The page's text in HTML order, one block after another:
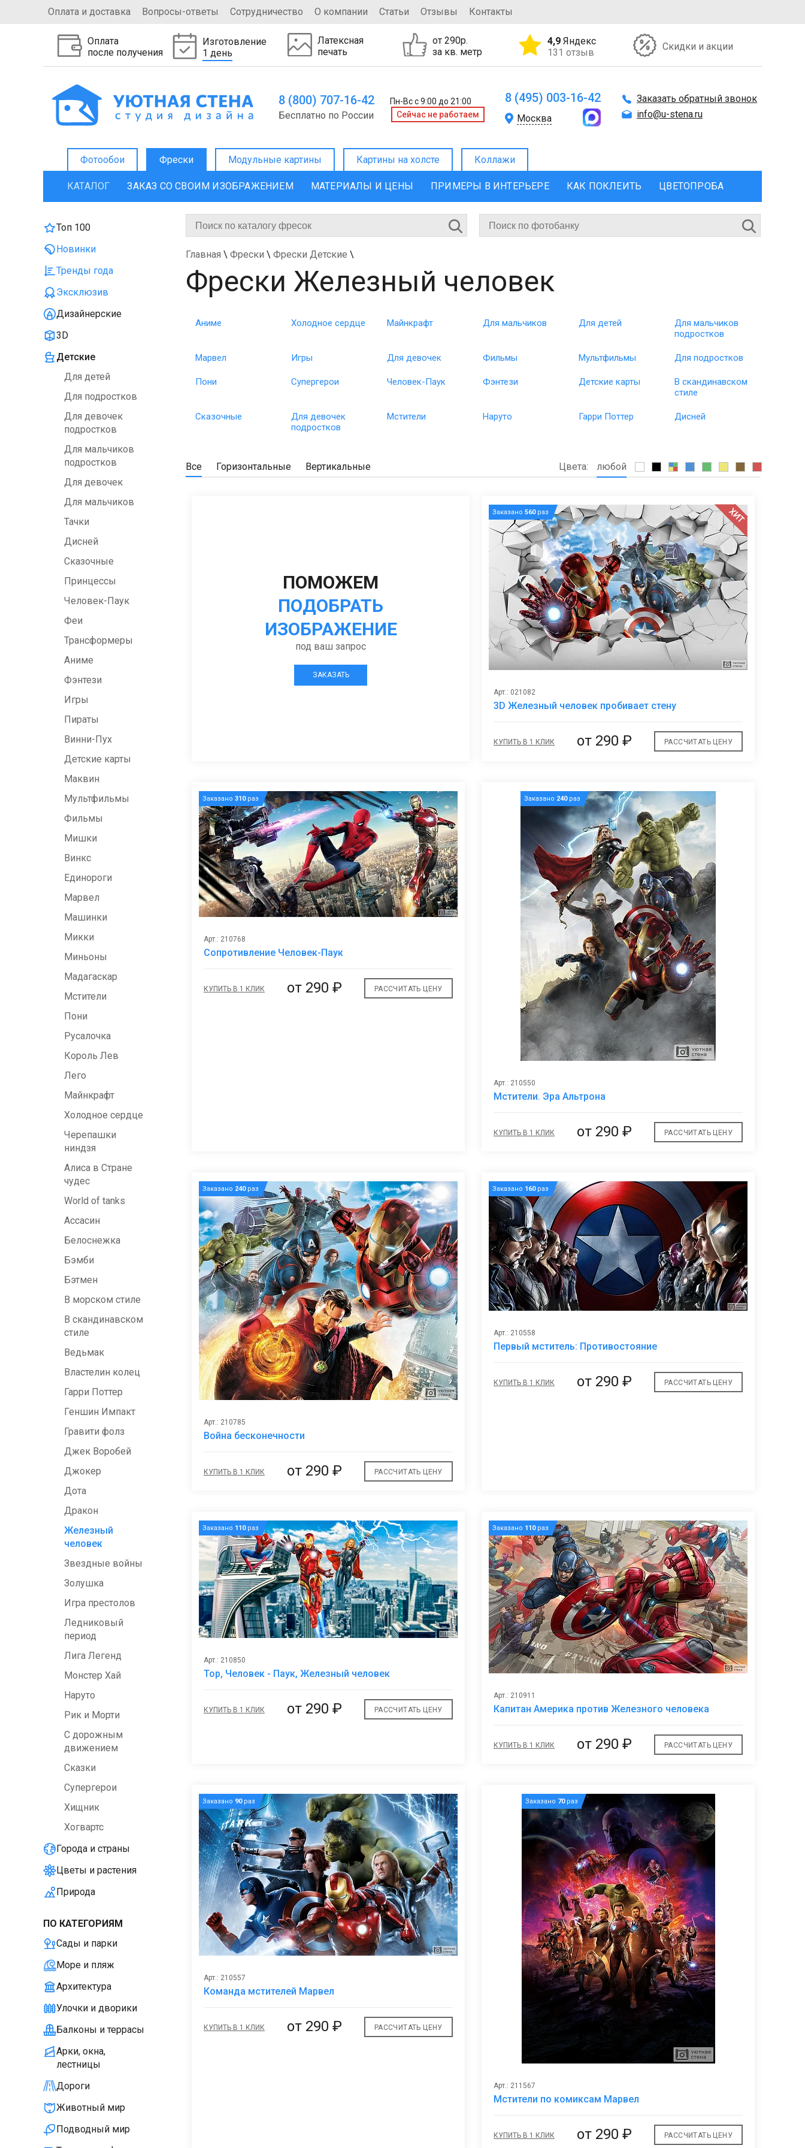
Оплата и доставка Вопросы-ответы Сотрудничество О компании Статьи Отзывы Контакты
Оплата
после получения
Изготовление
1 день
Латексная
печать
от 290р.
за кв. метр
4,9 Яндекс
131 отзыв
Скидки и акции
8 (800) 707-16-42 Пн-Вс с 9:00 до 21:00
Бесплатно по России Cейчас не работаем
8 (495) 003-16-42
Москва
Заказать обратный звонок
info@u-stena.ru
Фотообои Фрески Модульные картины Картины на холсте Коллажи
КАТАЛОГ ЗАКАЗ СО СВОИМ ИЗОБРАЖЕНИЕМ МАТЕРИАЛЫ И ЦЕНЫ ПРИМЕРЫ В ИНТЕРЬЕРЕ КАК ПОКЛЕИТЬ ЦВЕТОПРОБА
Топ 100
Новинки
Тренды года
Эксклюзив
Дизайнерские
3D
Детские
Для детей
Для подростков
Для девочек
подростков
Для мальчиков
подростков
Для девочек
Для мальчиков
Тачки
Дисней
Сказочные
Принцессы
Человек-Паук
Феи
Трансформеры
Аниме
Фэнтези
Игры
Пираты
Винни-Пух
Детские карты
Маквин
Мультфильмы
Фильмы
Мишки
Винкс
Единороги
Марвел
Машинки
Микки
Миньоны
Мадагаскар
Мстители
Пони
Русалочка
Король Лев
Лего
Майнкрафт
Холодное сердце
Черепашки
ниндзя
Алиса в Стране
чудес
World of tanks
Ассасин
Белоснежка
Бэмби
Бэтмен
В морском стиле
В скандинавском
стиле
Ведьмак
Властелин колец
Гарри Поттер
Геншин Импакт
Гравити фолз
Джек Воробей
Джокер
Дота
Дракон
Железный
человек
Звездные войны
Золушка
Игра престолов
Ледниковый
период
Лига Легенд
Монстер Хай
Наруто
Рик и Морти
С дорожным
движением
Сказки
Супергерои
Хищник
Хогвартс
Города и страны
Цветы и растения
Природа
ПО КАТЕГОРИЯМ
Сады и парки
Море и пляж
Архитектура
Улочки и дворики
Балконы и террасы
Арки, окна,
лестницы
Дороги
Животный мир
Подводный мир
Главная \ Фрески \ Фрески Детские \
Фрески Железный человек
Аниме Холодное сердце Майнкрафт Для мальчиков Для детей
Для мальчиков
подростков
Марвел Игры Для девочек Фильмы Мультфильмы Для подростков
Пони Супергерои Человек-Паук Фэнтези Детские карты
В скандинавском
стиле
Сказочные
Для девочек
подростков
Мстители Наруто Гарри Поттер Дисней
Все Горизонтальные Вертикальные Цвета: любой
ПОМОЖЕМ
ПОДОБРАТЬ
ИЗОБРАЖЕНИЕ
под ваш запрос
ЗАКАЗАТЬ
Заказано560раз ХИТ
Арт.: 021082
3D Железный человек пробивает стену
КУПИТЬ В 1 КЛИК от 290 ₽ РАССЧИТАТЬ ЦЕНУ
Заказано 310раз
Арт.: 210768
Сопротивление Человек-Паук
КУПИТЬ В 1 КЛИК от290 ₽ РАССЧИТАТЬ ЦЕНУ
Заказано 240раз
Арт.: 210550
Мстители. Эра Альтрона
КУПИТЬ В 1 КЛИК от 290 ₽ РАССЧИТАТЬ ЦЕНУ
Заказано 240раз
Арт.: 210785
Война бесконечности
КУПИТЬ В 1 КЛИК от290 ₽ РАССЧИТАТЬ ЦЕНУ
Заказано 160раз
Арт.: 210558
Первый мститель: Противостояние
КУПИТЬ В 1 КЛИК от 290 ₽ РАССЧИТАТЬ ЦЕНУ
Заказано 110раз
Арт.: 210850
Тор, Человек - Паук, Железный человек
КУПИТЬ В 1 КЛИК от290 ₽ РАССЧИТАТЬ ЦЕНУ
Заказано 110раз
Арт.: 210911
Капитан Америка против Железного человека
КУПИТЬ В 1 КЛИК от 290 ₽ РАССЧИТАТЬ ЦЕНУ
Заказано 90раз
Арт.: 210557
Команда мстителей Марвел
КУПИТЬ В 1 КЛИК от290 ₽ РАССЧИТАТЬ ЦЕНУ
Заказано 70раз
Арт.: 211567
Мстители по комиксам Марвел
КУПИТЬ В 1 КЛИК от 290 ₽ РАССЧИТАТЬ ЦЕНУ